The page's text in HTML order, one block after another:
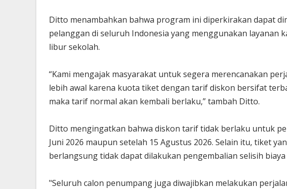
Ditto menambahkan bahwa program ini diperkirakan dapat
pelanggan di seluruh Indonesia yang menggunakan layanan
libur sekolah.
“Kami mengajak masyarakat untuk segera merencanakan
lebih awal karena kuota tiket dengan tarif diskon bersifat
maka tarif normal akan kembali berlaku,” tambah Ditto.
Ditto mengingatkan bahwa diskon tarif tidak berlaku untuk
Juni 2026 maupun setelah 15 Agustus 2026. Selain itu, tiket
berlangsung tidak dapat dilakukan pengembalian selisih
"Seluruh calon penumpang juga diwajibkan melakukan